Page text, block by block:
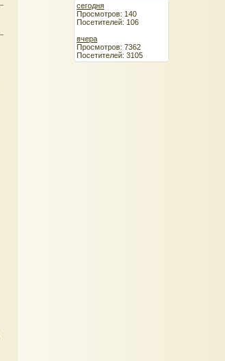
сегодня
Просмотров: 140
Посетителей: 106
вчера
Просмотров: 7362
Посетителей: 3105